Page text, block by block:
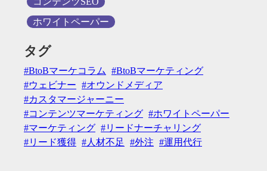
ホワイトペーパー
タグ
BtoBマーケコラム
BtoBマーケティング
ウェビナー
オウンドメディア
カスタマージャーニー
コンテンツマーケティング
ホワイトペーパー
マーケティング
リードナーチャリング
リード獲得
人材不足 外注 運用代行